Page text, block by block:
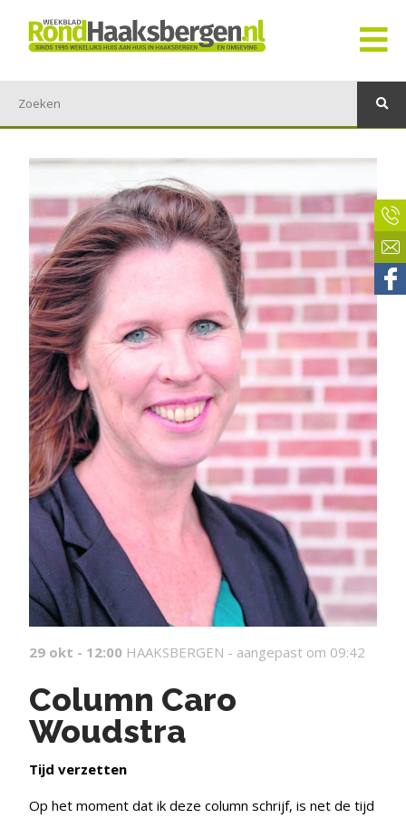
29 okt - 12:00 HAAKSBERGEN - aangepast om 09:42
Column Caro
Woudstra
Tijd verzetten
Op het moment dat ik deze column schrijf, is net de tijd